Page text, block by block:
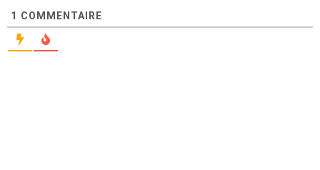
1 COMMENTAIRE